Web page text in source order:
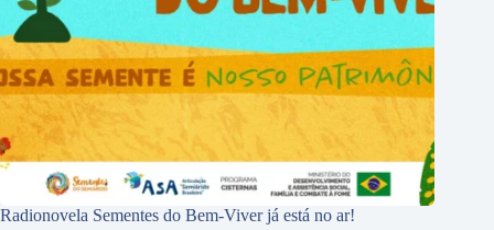
Radionovela Sementes do Bem-Viver já está no ar!